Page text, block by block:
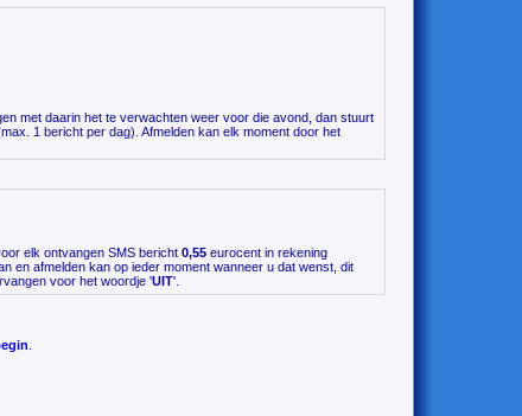
met daarin het te verwachten weer voor die avond, dan stuurt
1 bericht per dag). Afmelden kan elk moment door het
elk ontvangen SMS bericht 0,55eurocent in rekening
en afmelden kan op ieder moment wanneer u dat wenst, dit
voor het woordje 'UIT'.